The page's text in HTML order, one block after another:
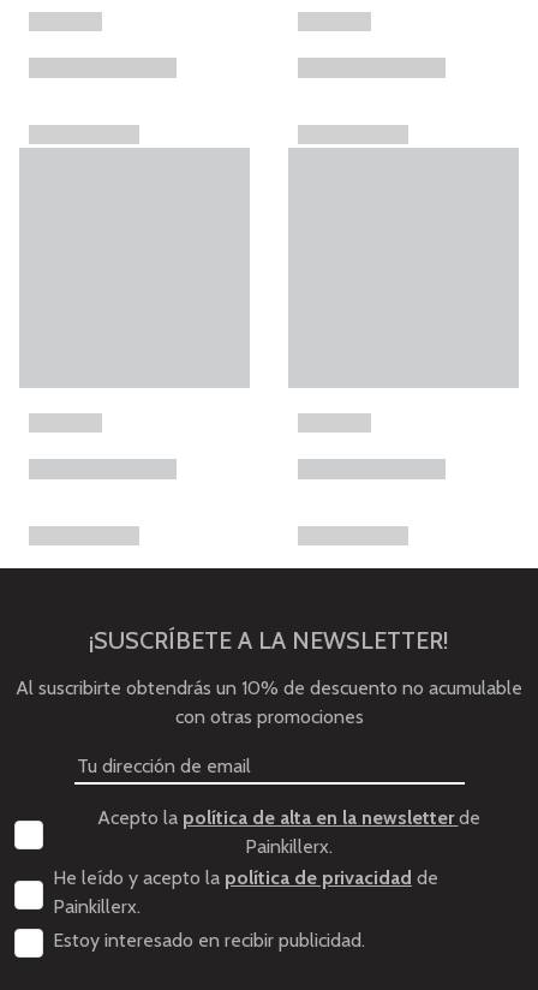
¡SUSCRÍBETE A LA NEWSLETTER!
Al suscribirte obtendrás un 10% de descuento no acumulable
con otras promociones
Acepto la política de alta en la newsletterde
Painkillerx.
He leído y acepto la política de privacidad de
Painkillerx.
Estoy interesado en recibir publicidad.